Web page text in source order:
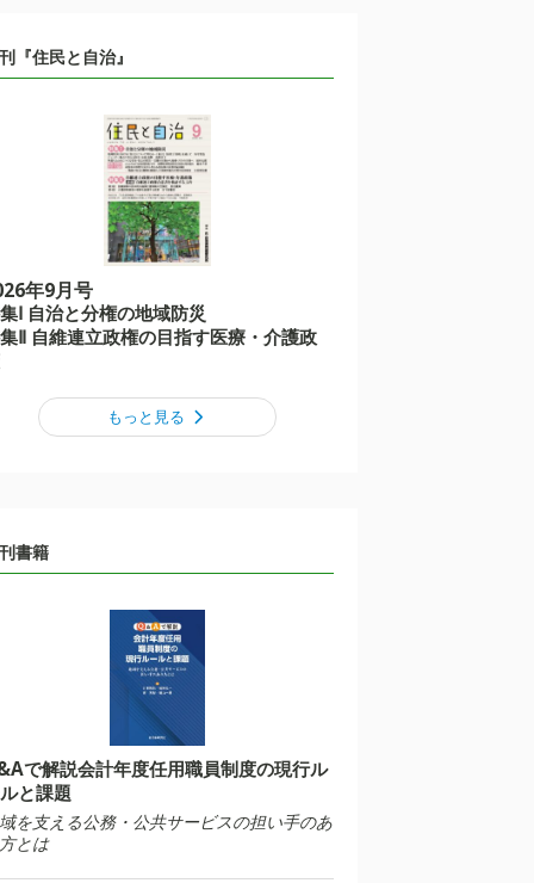
『住民と自治』
年9月号
Ⅰ 自治と分権の地域防災
Ⅱ 自維連立政権の目指す医療・介護政
もっと見る
書籍
で解説会計年度任用職員制度の現行ル
と課題
を支える公務・公共サービスの担い手のあ
とは